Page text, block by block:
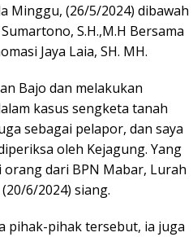
Minggu, (26/5/2024) dibawah
S.H.,M.H Bersama
Jaya Laia, SH. MH.
Bajo dan melakukan
kasus sengketa tanah
sebagai pelapor, dan saya
oleh Kejagung. Yang
dari BPN Mabar, Lurah
6/2024) siang.
pihak-pihak tersebut, ia juga